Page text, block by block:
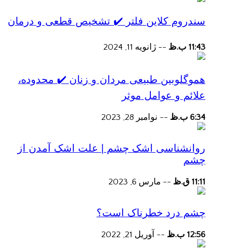
سندروم کلاین فلتر ✔️ تشخیص قطعی و درمان
11:43 ب.ظ -- ژانویه 11, 2024
هموگلوبین طبیعی مردان و زنان ✔️ محدوده،
علائم و عوامل موثر
6:34 ب.ظ -- نوامبر 28, 2023
روانشناسی اشک چشم | علت اشک آمدن از
چشم
11:11 ق.ظ -- مارس 6, 2023
چشم درد خطرناک است؟
12:56 ب.ظ -- آوریل 21, 2022